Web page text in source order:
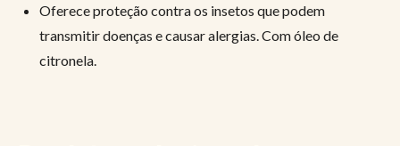
Oferece proteção contra os insetos que podem
transmitir doenças e causar alergias. Com óleo de
citronela.